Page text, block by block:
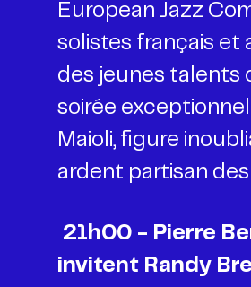
European Jazz
solistes français et
des jeunes talents
soirée
Maioli, figure
ardent partisan
21h00 - Pierre